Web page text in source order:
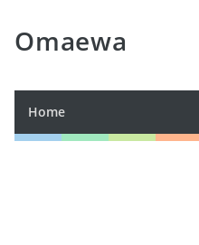
Omaewa
Home